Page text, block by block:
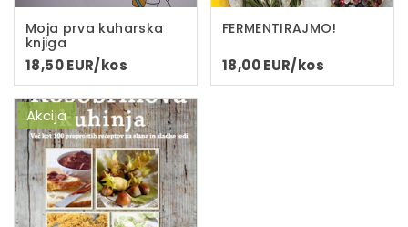
Moja prva kuharska
knjiga
18,50 EUR/kos
FERMENTIRAJMO!
18,00 EUR/kos
Akcija